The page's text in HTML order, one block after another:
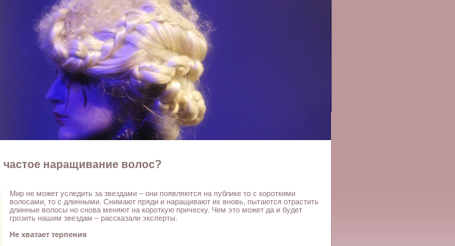
частое наращивание волос?
Мир не может уследить за звездами – они появляются на публике то с короткими
волосами, то с длинными. Снимают пряди и наращивают их вновь, пытаются отрастить
длинные волосы но снова меняют на короткую прическу. Чем это может да и будет
грозить нашим звездам – рассказали эксперты.
Не хватает терпения